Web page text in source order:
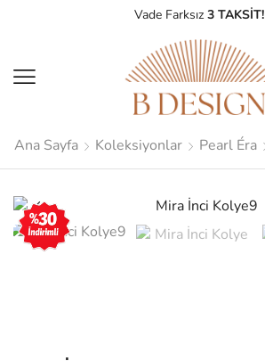
Vade Farksız 3 TAKSİT!
Ana Sayfa Koleksiyonlar Pearl Éra